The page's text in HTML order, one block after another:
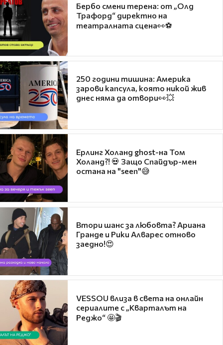
Бербо смени терена: от „Олд
Трафорд“ директно на
театралната сцена👀⚽
250 години тишина: Америка
зарови капсула, която никой жив
днес няма да отвори👀💥
Ерлинг Холанд ghost-на Том
Холанд?! 💀 Защо Спайдър-мен
остана на "seen"😅
Втори шанс за любовта? Ариана
Гранде и Рики Алварес отново
заедно!😍
VESSOU влиза в света на онлайн
сериалите с „Кварталът на
Реджо“ 🤩🎬